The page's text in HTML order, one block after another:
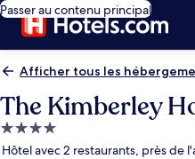
Passer au contenu principal
Afficher tous les
The Kimberley
Hébergement
4.0 étoiles
Hôtel avec 2 restaurants, près de